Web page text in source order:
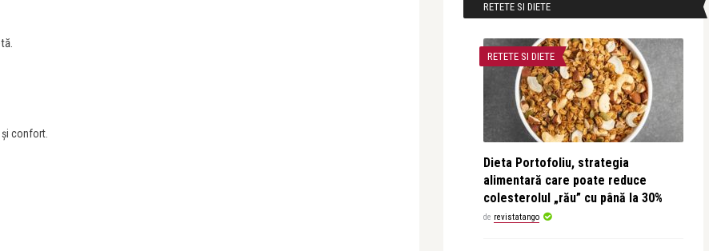
confort.
RETETE SI DIETE
RETETE SI DIETE
Dieta Portofoliu, strategia
alimentară care poate reduce
colesterolul „rău” cu până la 30%
de revistatango